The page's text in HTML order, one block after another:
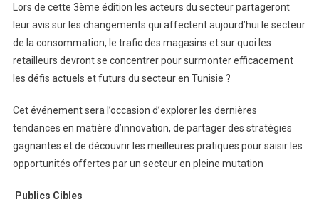
Lors de cette 3ème édition les acteurs du secteur partageront
leur avis sur les changements qui affectent aujourd’hui le secteur
de la consommation, le trafic des magasins et sur quoi les
retailleurs devront se concentrer pour surmonter efficacement
les défis actuels et futurs du secteur en Tunisie ?
Cet événement sera l’occasion d’explorer les dernières
tendances en matière d’innovation, de partager des stratégies
gagnantes et de découvrir les meilleures pratiques pour saisir les
opportunités offertes par un secteur en pleine mutation
Publics Cibles